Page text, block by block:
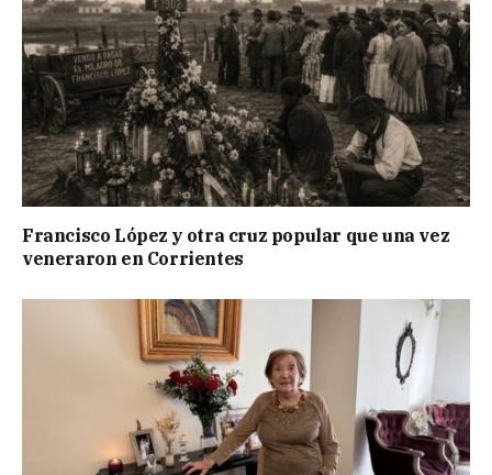
Francisco López y otra cruz popular que una vez
veneraron en Corrientes